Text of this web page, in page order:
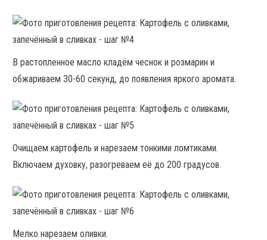
В растопленное масло кладём чеснок и розмарин и
обжариваем 30-60 секунд, до появления яркого аромата.
Очищаем картофель и нарезаем тонкими ломтиками.
Включаем духовку, разогреваем её до 200 градусов.
Мелко нарезаем оливки.